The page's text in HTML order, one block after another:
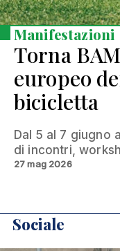
Manifestazioni
Torna
europeo
bicicletta
Dal 5 al 7 giugno
di incontri,
27 mag 2026
Sociale